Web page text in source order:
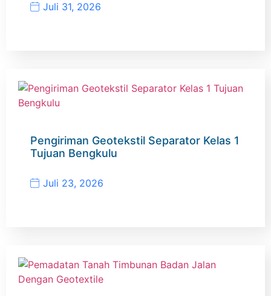
Juli 31, 2026
Pengiriman Geotekstil Separator Kelas 1
Tujuan Bengkulu
Juli 23, 2026